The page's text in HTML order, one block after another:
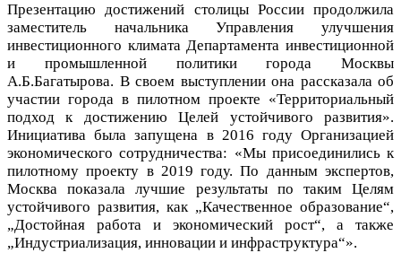
Презентацию достижений столицы России продолжила
заместитель начальника Управления улучшения
инвестиционного климата Департамента инвестиционной
и промышленной политики города Москвы
А.Б.Багатырова. В своем выступлении она рассказала об
участии города в пилотном проекте «Территориальный
подход к достижению Целей устойчивого развития».
Инициатива была запущена в 2016 году Организацией
экономического сотрудничества: «Мы присоединились к
пилотному проекту в 2019 году. По данным экспертов,
Москва показала лучшие результаты по таким Целям
устойчивого развития, как „Качественное образование“,
„Достойная работа и экономический рост“, а также
„Индустриализация, инновации и инфраструктура“».